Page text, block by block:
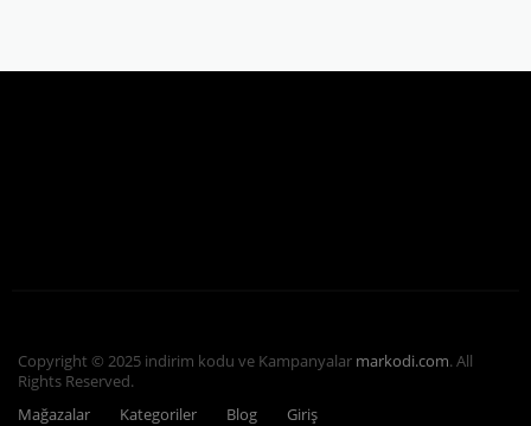
Copyright © 2025 indirim kodu ve Kampanyalar markodi.com. All
Rights Reserved.
Mağazalar
Kategoriler Blog Giriş